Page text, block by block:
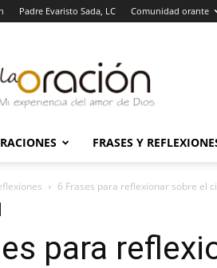
Padre Evaristo Sada, LC Comunidad orante
Oración
FRASES Y
6 Frases para reflexionar sobre el
para